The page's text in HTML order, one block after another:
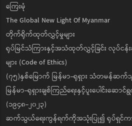
ကြေးမုံ
The Global New Light Of Myanmar
တိုက်ရိုက်ထုတ်လွှင့်မှုများ
ရုပ်မြင်သံကြားနှင့်အသံထုတ်လွှင့်ခြင်း လုပ်င
များ (Code of Ethics)
(၇၅)နှစ်မြောက် မြန်မာ-ရုရှား သံတမ
မြန်မာ-ရုရှားချစ်ကြည်ရေးနှင့်ပူးပေါင်းဆ
(၁၉၄၈-၂၀၂၃)
ဆက်သွယ်ရေးကွန်ရက်ကိုအသုံးပြု၍ ရုပ်ရှင်ကာ